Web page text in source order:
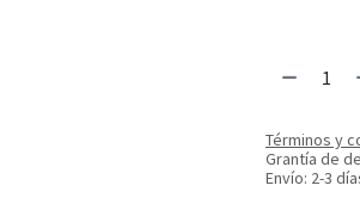
Términos y
Grantía de
Envío: 2-3